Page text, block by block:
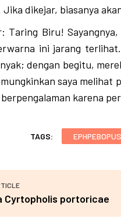
Jika dikejar, biasanya
Taring Biru!
ini jarang
dengan begitu,
saya
karena
TAGS:
Cyrtopholis portoricae